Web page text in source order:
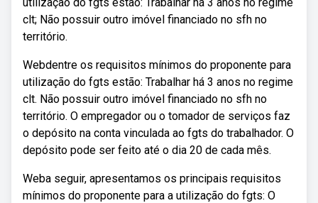
clt; Não possuir outro imóvel financiado no sfh no
território.
Webdentre os requisitos mínimos do proponente para
utilização do fgts estão: Trabalhar há 3 anos no regime
clt. Não possuir outro imóvel financiado no sfh no
território. O empregador ou o tomador de serviços faz
o depósito na conta vinculada ao fgts do trabalhador. O
depósito pode ser feito até o dia 20 de cada mês.
Weba seguir, apresentamos os principais requisitos
mínimos do proponente para a utilização do fgts: O